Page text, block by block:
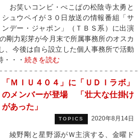
お笑いコンビ・ぺこぱの松陰寺太勇と
シュウペイが３０日放送の情報番組「サ
ンデー・ジャポン」（ＴＢＳ系）に出演
力彩芽が今月末で所属事務所のオスカ
、今後は自ら設立した個人事務所で活動
・・ 続きを読む
「ＭＩＵ４０４」に「ＵＤＩラボ」
のメンバーが登場 「壮大な仕掛け
があった」
TOPICS 2020年8月14日
綾野剛と星野源がＷ主演する、金曜ド